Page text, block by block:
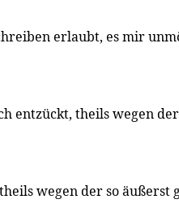
erlaubt, es mir
entzückt, theils wegen
wegen der so äußerst